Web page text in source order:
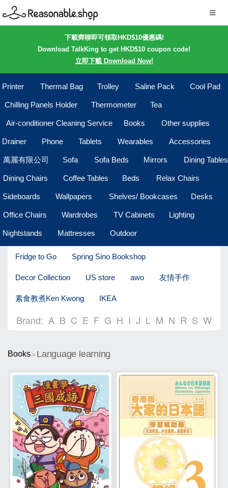
下載齊聊即可領取HKD$10優惠碼!
Download TalkKing to get HKD$10 coupon code!
立即下載 Download Now!
Printer Thermal Bag Trolley Saline Pack Cool Pad
Chilling Panels Holder Thermometer Tea
Air-conditioner Cleaning Service Books Other supplies
Drainer Phone Tablets Wearables Accessories
萬麗有限公司 Sofa Sofa Beds Mirrors Dining Tables
Dining Chairs Coffee Tables Beds Relax Chairs
Sideboards Wallpapers Shelves/ Bookcases Desks
Office Chairs Wardrobes TV Cabinets Lighting
Nightstands Mattresses Outdoor
Fridge to Go Spring Sino Bookshop
Decor Collection US store awo 友情手作
素食教煮Ken Kwong IKEA
Brand: A B C E F G H I J L M N R S W
Books > Language learning